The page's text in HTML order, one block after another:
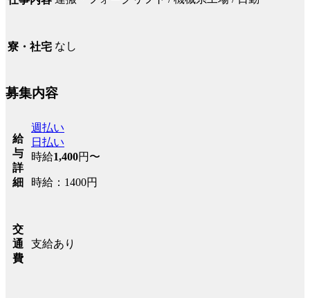
寮・社宅 なし
募集内容
給
与
詳
細
週払い
日払い
時給1,400円〜
時給：1400円
交
通
費
支給あり